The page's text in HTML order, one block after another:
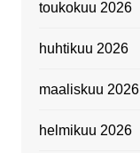
toukokuu 2026
huhtikuu 2026
maaliskuu 2026
helmikuu 2026